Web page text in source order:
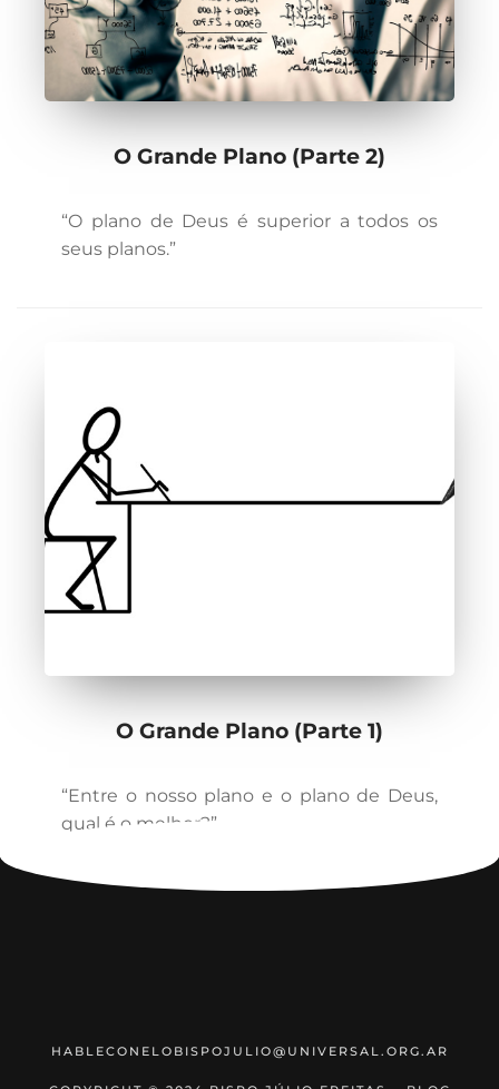
O Grande Plano (Parte 2)
“O plano de Deus é superior a todos os
seus planos.”
O Grande Plano (Parte 1)
“Entre o nosso plano e o plano de Deus,
qual é o melhor?”
HABLECONELOBISPOJULIO@UNIVERSAL.ORG.AR